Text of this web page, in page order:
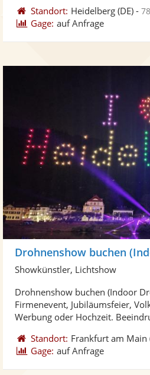
Standort: Heidelberg (DE) -
Gage: auf Anfrage
Showkünstler, Lichtshow
Drohnenshow buchen (Indoor
Firmenevent, Jubiläumsfeier,
Werbung oder Hochzeit.
Standort: Frankfurt am Main
Gage: auf Anfrage